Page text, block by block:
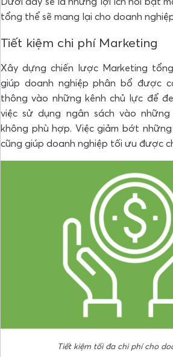
tổng thể sẽ mang lại cho doanh
Tiết kiệm chi phí Marketing
Xây dựng chiến lược Marketing
giúp doanh nghiệp phân bổ được
thông vào những kênh chủ lực để
việc sử dụng ngân sách vào
không phù hợp. Việc giảm bớt
cũng giúp doanh nghiệp tối ưu được
Tiết kiệm tối đa chi phí cho